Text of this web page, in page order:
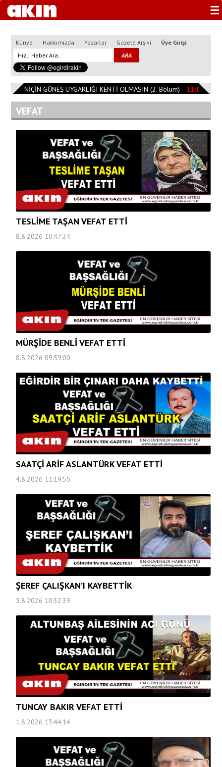
☰
Künye Hakkımızda Yazarlar Gazete Arşivi Üye Girişi
NİÇİN GÜNEŞ UYGARLIĞI KENTİ OLMASIN (2. Bölüm) 11:08:14
VEFAT
TESLİME TAŞAN VEFAT ETTİ
8.8.2026 10:47:24
MÜRŞİDE BENLİ VEFAT ETTİ
8.8.2026 09:59:00
SAATÇİ ARİF ASLANTÜRK VEFAT ETTİ
4.8.2026 11:19:55
ŞEREF ÇALIŞKAN’I KAYBETTİK
3.8.2026 10:32:39
TUNCAY BAKIR VEFAT ETTİ
1.8.2026 13:44:14